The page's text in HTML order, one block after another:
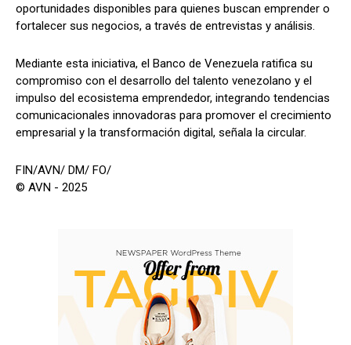
oportunidades disponibles para quienes buscan emprender o
fortalecer sus negocios, a través de entrevistas y análisis.
Mediante esta iniciativa, el Banco de Venezuela ratifica su
compromiso con el desarrollo del talento venezolano y el
impulso del ecosistema emprendedor, integrando tendencias
comunicacionales innovadoras para promover el crecimiento
empresarial y la transformación digital, señala la circular.
FIN/AVN/ DM/ FO/
© AVN - 2025